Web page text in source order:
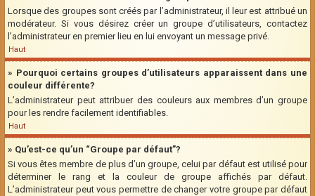
Lorsque des groupes sont créés par l’administrateur, il leur est attribué un
modérateur. Si vous désirez créer un groupe d’utilisateurs, contactez
l’administrateur en premier lieu en lui envoyant un message privé.
Haut
» Pourquoi certains groupes d’utilisateurs apparaissent dans une
couleur différente?
L’administrateur peut attribuer des couleurs aux membres d’un groupe
pour les rendre facilement identifiables.
Haut
» Qu’est-ce qu’un “Groupe par défaut”?
Si vous êtes membre de plus d’un groupe, celui par défaut est utilisé pour
déterminer le rang et la couleur de groupe affichés par défaut.
L’administrateur peut vous permettre de changer votre groupe par défaut